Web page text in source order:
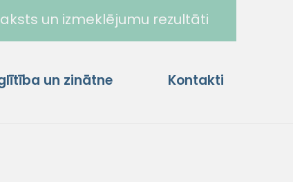
un izmeklējumu rezultāti
un zinātne Kontakti